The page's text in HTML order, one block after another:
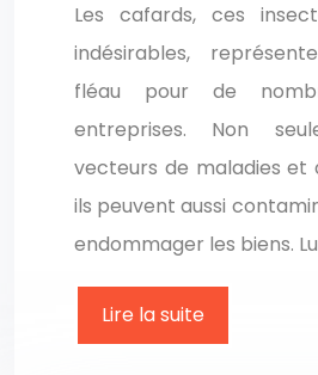
Les cafards, ces
indésirables,
fléau pour de
entreprises. Non
vecteurs de maladies et
ils peuvent aussi
endommager les biens.
Lire la suite